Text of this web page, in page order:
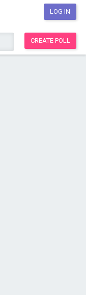
LOG IN
CREATE POLL